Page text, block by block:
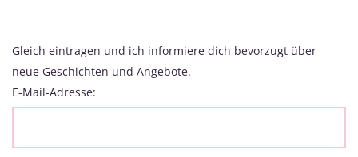
Gleich eintragen und ich informiere dich bevorzugt über
neue Geschichten und Angebote.
E-Mail-Adresse: